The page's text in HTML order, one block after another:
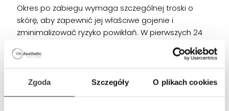
Zgoda Szczegóły O plikach cookies
Okres po zabiegu wymaga szczególnej troski o
skórę, aby zapewnić jej właściwe gojenie i
zminimalizować ryzyko powikłań. W pierwszych 24
ochronę skóry przed słońcem oraz unikanie